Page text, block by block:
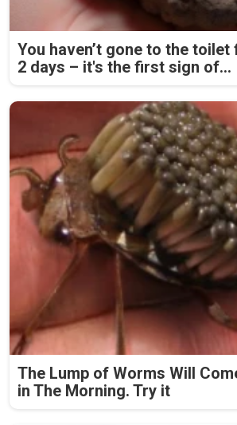
You haven’t gone to the
2 days – it's the first sign of...
The Lump of Worms Will
in The Morning. Try it